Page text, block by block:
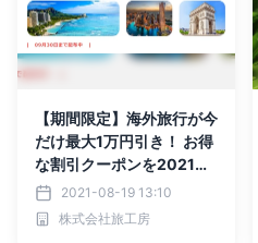
【期間限定】海外旅行が今
だけ最大1万円引き！ お得
な割引クーポンを2021年
8月19日（木）より配布開
始 トラベル・コンシェル
ジュによる最新・海外旅行
2021-08-19 13:10
株式会社旅工房